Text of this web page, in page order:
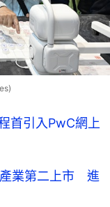
首引入PwC網上
產業第二上市 進